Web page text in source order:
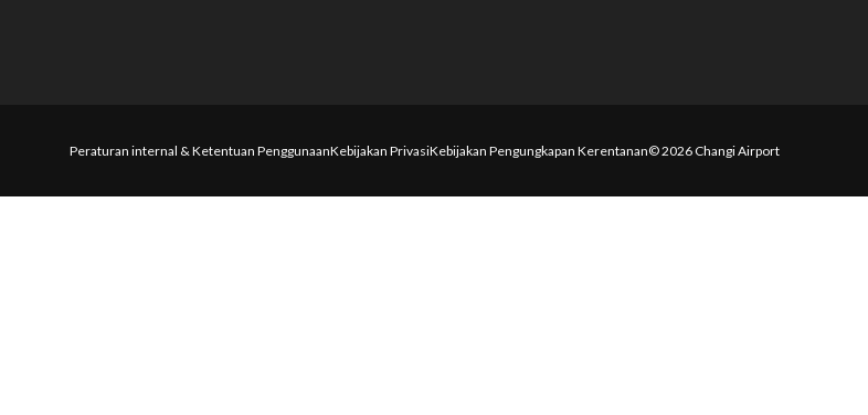
Peraturan internal & Ketentuan PenggunaanKebijakan PrivasiKebijakan Pengungkapan Kerentanan© 2026 Changi Airport